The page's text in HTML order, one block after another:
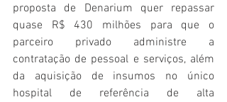
proposta de Denarium quer repassar
quase R$ 430 milhões para que o
parceiro privado administre a
contratação de pessoal e serviços, além
da aquisição de insumos no único
hospital de referência de alta